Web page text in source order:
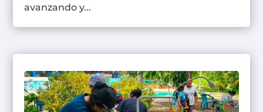
avanzando y...